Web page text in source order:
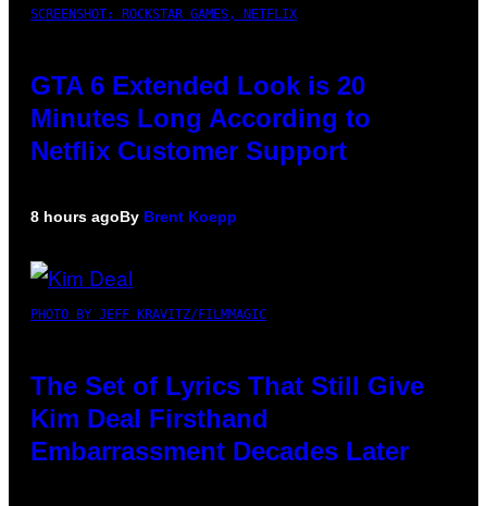
SCREENSHOT: ROCKSTAR GAMES, NETFLIX
GTA 6 Extended Look is 20
Minutes Long According to
Netflix Customer Support
8 hours agoBy Brent Koepp
PHOTO BY JEFF KRAVITZ/FILMMAGIC
The Set of Lyrics That Still Give
Kim Deal Firsthand
Embarrassment Decades Later